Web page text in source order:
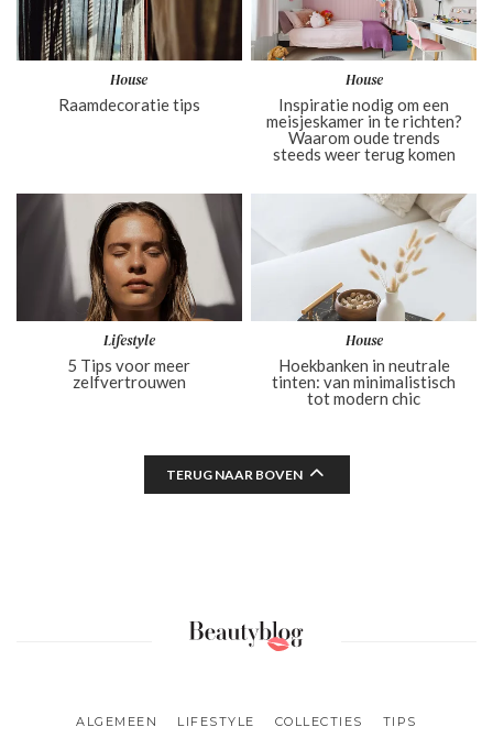
House
Raamdecoratie tips
House
Inspiratie nodig om een
meisjeskamer in te richten?
Waarom oude trends
steeds weer terug komen
Lifestyle
5 Tips voor meer
zelfvertrouwen
House
Hoekbanken in neutrale
tinten: van minimalistisch
tot modern chic
TERUG NAAR BOVEN
ALGEMEEN LIFESTYLE COLLECTIES TIPS